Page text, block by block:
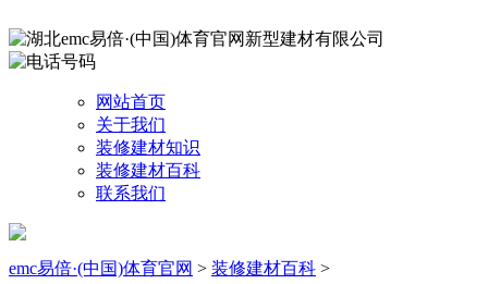
网站首页
关于我们
装修建材知识
装修建材百科
联系我们
emc易倍·(中国)体育官网 > 装修建材百科 >